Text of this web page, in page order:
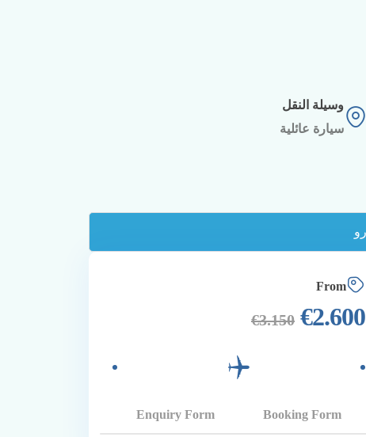
وسيلة النقل
سيارة عائلية
From
€2.600
€3.150
Booking Form
Enquiry Form